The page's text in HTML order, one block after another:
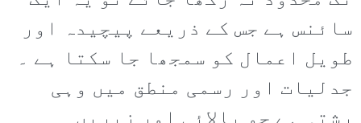
سائنس ہے جس کے ذریعے پیچیدہ اور
طویل اعمال کو سمجھا جا سکتا ہے ۔
جدلیات اور رسمی منطق میں وہی